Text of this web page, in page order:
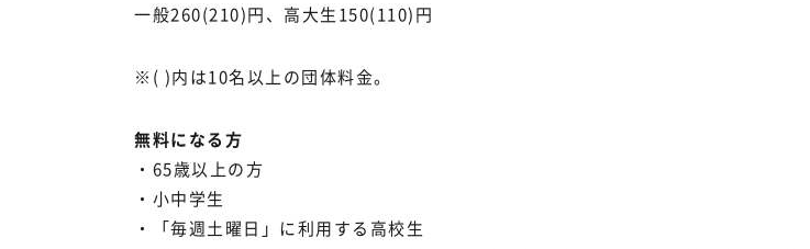
一般260(210)円、高大生150(110)円
※( )内は10名以上の団体料金。
無料になる方
・65歳以上の方
・小中学生
・「毎週土曜日」に利用する高校生